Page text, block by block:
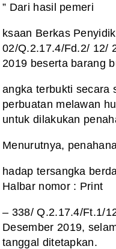
” Dari hasil pemeri
ksaan Berkas
02/Q.2.17.4/Fd.2/ 12/
2019 beserta barang
angka terbukti secara
perbuatan melawan
untuk dilakukan
Menurutnya,
hadap tersangka
Halbar nomor : Print
– 338/ Q.2.17.4/Ft.1/
Desember 2019,
tanggal ditetapkan.